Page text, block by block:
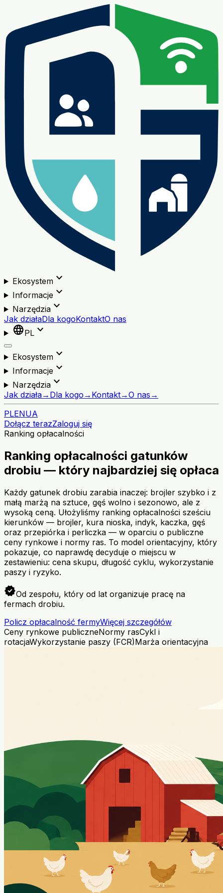
Ekosystemexpand_more
Informacjeexpand_more
Narzędziaexpand_more
Jak działaDla kogoKontaktO nas
languagePL expand_more
Ekosystemexpand_more
Informacjeexpand_more
Narzędziaexpand_more
Jak działa→ Dla kogo → Kontakt→O nas →
PLENUA
Dołącz terazZaloguj się
Ranking opłacalności
Ranking opłacalności gatunków
drobiu — który najbardziej się opłaca
Każdy gatunek drobiu zarabia inaczej: brojler szybko i z
małą marżą na sztuce, gęś wolno i sezonowo, ale z
wysoką ceną. Ułożyliśmy ranking opłacalności sześciu
kierunków — brojler, kura nioska, indyk, kaczka, gęś
oraz przepiórka i perliczka — w oparciu o publiczne
ceny rynkowe i normy ras. To model orientacyjny, który
pokazuje, co naprawdę decyduje o miejscu w
zestawieniu: cena skupu, długość cyklu, wykorzystanie
paszy i ryzyko.
verifiedOd zespołu, który od lat organizuje pracę na
fermach drobiu.
Policz opłacalność fermyWięcej szczegółów
Ceny rynkowe publiczneNormy rasCykl i
rotacjaWykorzystanie paszy (FCR)Marża orientacyjna